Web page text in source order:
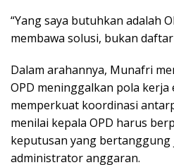
“Yang saya butuhkan adalah
membawa solusi, bukan
Dalam arahannya, Munafri
OPD meninggalkan pola kerja
memperkuat koordinasi
menilai kepala OPD harus
keputusan yang bertanggung
administrator anggaran.